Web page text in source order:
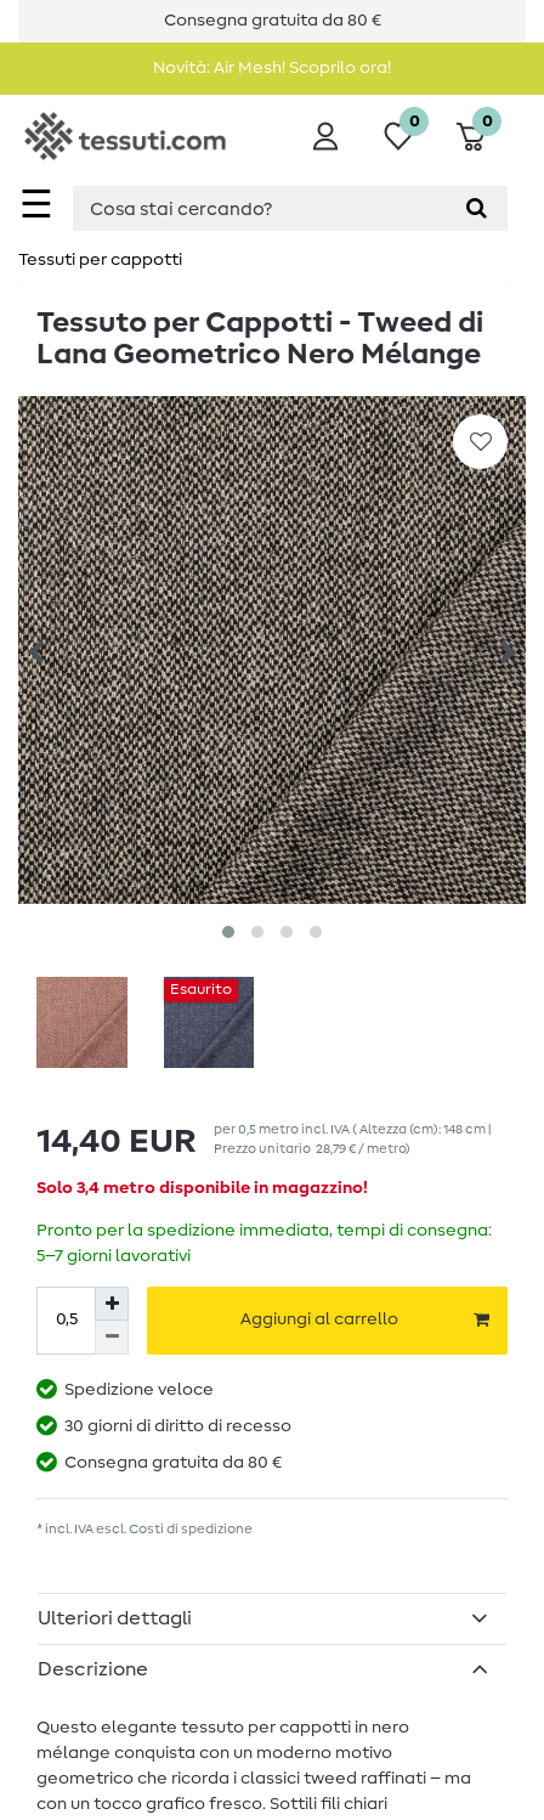
Consegna gratuita da 80 €
Novità: Air Mesh! Scoprilo ora!
☰
0 0
Tessuti per cappotti
Tessuto per Cappotti - Tweed di
Lana Geometrico Nero Mélange
Esaurito
14,40 EUR per0,5 metroincl. IVA( Altezza (cm): 148 cm |
Prezzo unitario 28,79 € / metro)
Solo 3,4 metro disponibile in magazzino!
Pronto per la spedizione immediata, tempi di consegna:
5–7 giorni lavorativi
Aggiungi al carrello
Spedizione veloce
30 giorni di diritto di recesso
Consegna gratuita da 80 €
* incl. IVA escl. Costi di spedizione
Ulteriori dettagli
Descrizione
Questo elegante tessuto per cappotti in nero
mélange conquista con un moderno motivo
geometrico che ricorda i classici tweed raffinati – ma
con un tocco grafico fresco. Sottili fili chiari